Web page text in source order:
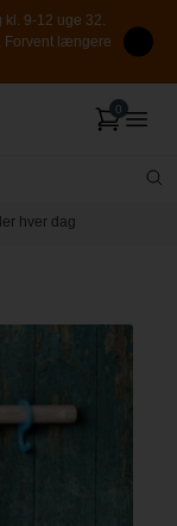
kl. 9-12 uge 32.
Forvent længere
hver dag